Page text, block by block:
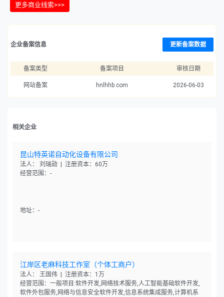
更多商业线索>>>
企业备案信息 更新备案数据
备案类型 备案项目 审核日期
网站备案 hnlhhb.com 2026-06-03
相关企业
昆山特英诺自动化设备有限公司
法人： 刘瑞勋 | 注册资本：60万
经营范围：-
地址：-
江岸区老麻科技工作室（个体工商户）
法人： 王国伟 | 注册资本：1万
经营范围：一般项目:软件开发,网络技术服务,人工智能基础软件开发,
软件外包服务,网络与信息安全软件开发,信息系统集成服务,计算机系